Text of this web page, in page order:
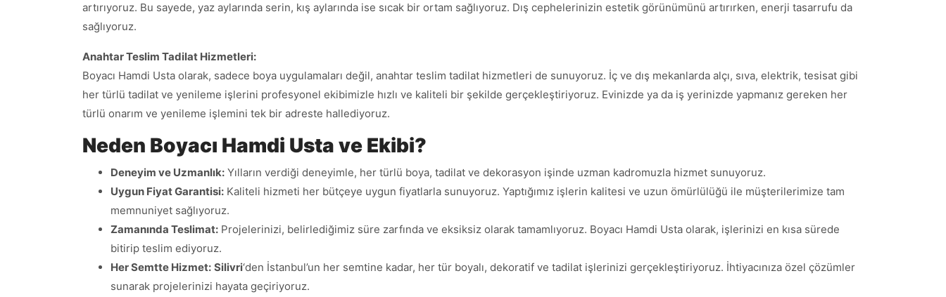
artırıyoruz. Bu sayede, yaz aylarında serin, kış aylarında ise sıcak bir ortam sağlıyoruz. Dış cephelerinizin estetik görünümünü artırırken, enerji tasarrufu da
sağlıyoruz.
Anahtar Teslim Tadilat Hizmetleri:
Boyacı Hamdi Usta olarak, sadece boya uygulamaları değil, anahtar teslim tadilat hizmetleri de sunuyoruz. İç ve dış mekanlarda alçı, sıva, elektrik, tesisat gibi
her türlü tadilat ve yenileme işlerini profesyonel ekibimizle hızlı ve kaliteli bir şekilde gerçekleştiriyoruz. Evinizde ya da iş yerinizde yapmanız gereken her
türlü onarım ve yenileme işlemini tek bir adreste hallediyoruz.
Neden Boyacı Hamdi Usta ve Ekibi?
Deneyim ve Uzmanlık: Yılların verdiği deneyimle, her türlü boya, tadilat ve dekorasyon işinde uzman kadromuzla hizmet sunuyoruz.
Uygun Fiyat Garantisi: Kaliteli hizmeti her bütçeye uygun fiyatlarla sunuyoruz. Yaptığımız işlerin kalitesi ve uzun ömürlülüğü ile müşterilerimize tam
memnuniyet sağlıyoruz.
Zamanında Teslimat: Projelerinizi, belirlediğimiz süre zarfında ve eksiksiz olarak tamamlıyoruz. Boyacı Hamdi Usta olarak, işlerinizi en kısa sürede
bitirip teslim ediyoruz.
Her Semtte Hizmet: Silivri‘den İstanbul’un her semtine kadar, her tür boyalı, dekoratif ve tadilat işlerinizi gerçekleştiriyoruz. İhtiyacınıza özel çözümler
sunarak projelerinizi hayata geçiriyoruz.